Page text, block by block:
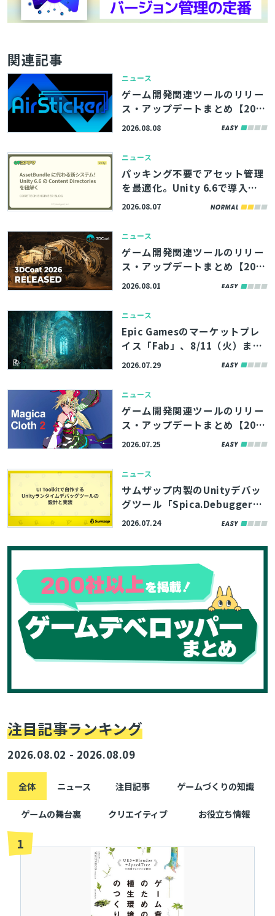
関連記事
ニュース
ゲーム開発関連ツールのリリー
ス・アップデートまとめ【202
6/8/8】
2026.08.08
ニュース
パッキング不要でアセット管理
を最適化。Unity 6.6で導入さ
れる「Content Directories」
2026.08.07
ニュース
ゲーム開発関連ツールのリリー
ス・アップデートまとめ【202
6/8/1】
2026.08.01
ニュース
Epic Gamesのマーケットプレ
イス「Fab」、8/11（火）まで
の期間限定で無料コンテンツを
3製品
2026.07.29
ニュース
ゲーム開発関連ツールのリリー
ス・アップデートまとめ【202
6/7/25】
2026.07.25
ニュース
サムザップ内製のUnityデバッ
グツール「Spica.Debugger」
はUI Toolkitで構築。高い拡張
で解説
2026.07.24
注目記事ランキング
2026.08.02 - 2026.08.09
全体 ニュース 注目記事 ゲームづくりの知識
ゲームの舞台裏 クリエイティブ お役立ち情報
1
とじる
検索